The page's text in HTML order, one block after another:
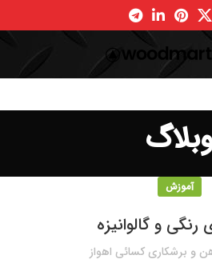
آموزش
و گالوانیزه
و برشکاری کسائی اهواز